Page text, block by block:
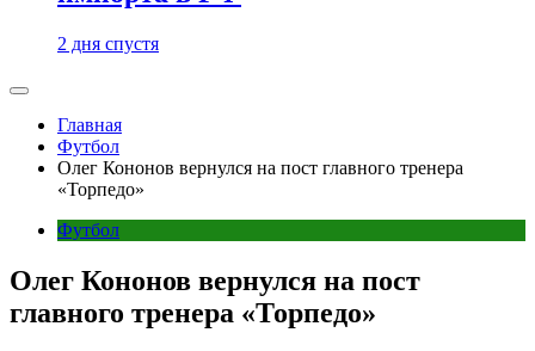
2 дня спустя
Главная
Футбол
Олег Кононов вернулся на пост главного тренера
«Торпедо»
Футбол
Олег Кононов вернулся на пост
главного тренера «Торпедо»